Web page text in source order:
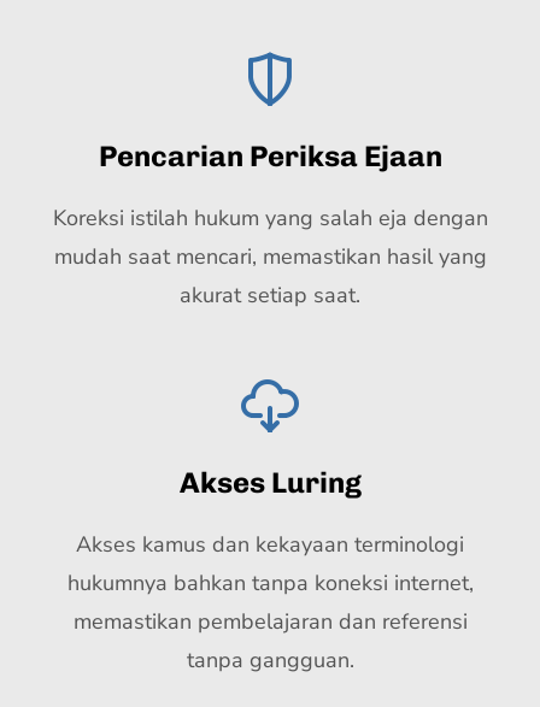
Pencarian Periksa Ejaan
Koreksi istilah hukum yang salah eja dengan
mudah saat mencari, memastikan hasil yang
akurat setiap saat.
Akses Luring
Akses kamus dan kekayaan terminologi
hukumnya bahkan tanpa koneksi internet,
memastikan pembelajaran dan referensi
tanpa gangguan.